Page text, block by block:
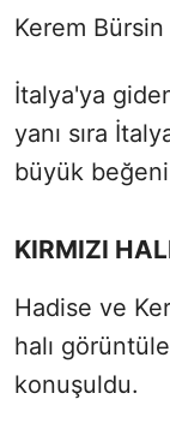
Kerem Bürsin
İtalya'ya
yanı sıra
büyük beğeni
KIRMIZI
Hadise ve
halı
konuşuldu.